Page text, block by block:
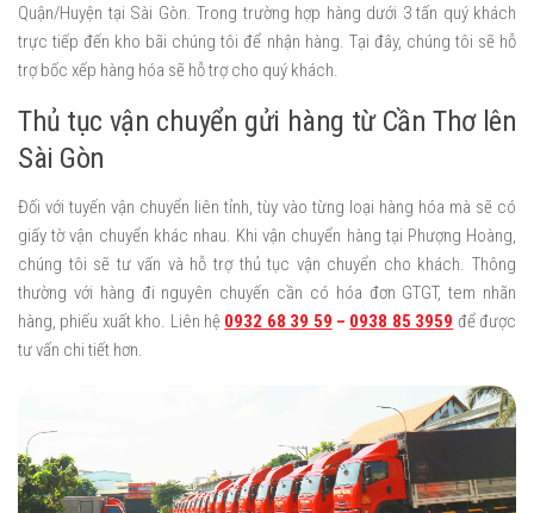
Quận/Huyện tại Sài Gòn. Trong trường hợp hàng dưới 3 tấn quý khách
trực tiếp đến kho bãi chúng tôi để nhận hàng. Tại đây, chúng tôi sẽ hỗ
trợ bốc xếp hàng hóa sẽ hỗ trợ cho quý khách.
Thủ tục vận chuyển gửi hàng từ Cần Thơ lên
Sài Gòn
Đối với tuyến vận chuyển liên tỉnh, tùy vào từng loại hàng hóa mà sẽ có
giấy tờ vận chuyển khác nhau. Khi vận chuyển hàng tại Phượng Hoàng,
chúng tôi sẽ tư vấn và hỗ trợ thủ tục vận chuyển cho khách. Thông
thường với hàng đi nguyên chuyến cần có hóa đơn GTGT, tem nhãn
hàng, phiếu xuất kho. Liên hệ 0932 68 39 59 – 0938 85 3959 để được
tư vấn chi tiết hơn.